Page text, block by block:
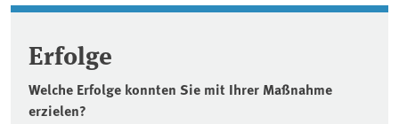
Erfolge
Welche Erfolge konnten Sie mit Ihrer Maßnahme
erzielen?